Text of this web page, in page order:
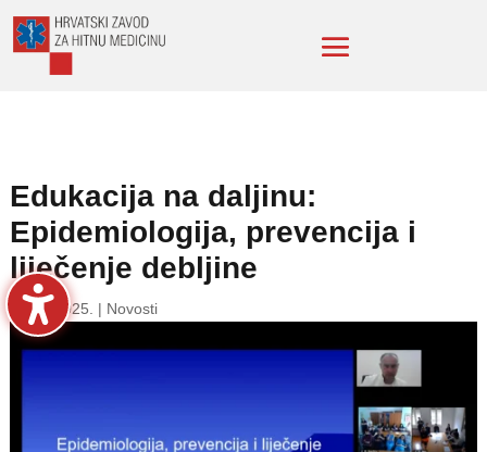
Edukacija na daljinu:
Epidemiologija, prevencija i
liječenje debljine
7. tra. 2025. | Novosti